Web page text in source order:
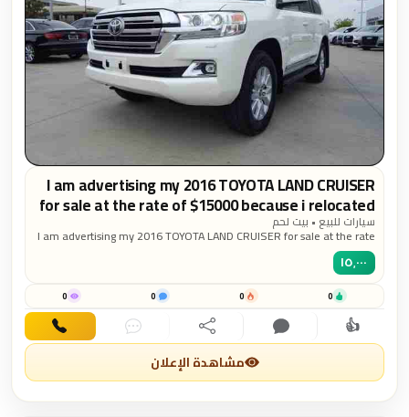
I am advertising my 2016 TOYOTA LAND CRUISER
for sale at the rate of $15000 because i relocated
to another country, the car is in good and
excellent condition, contact me for more pictures
and the car...
سيارات للبيع • بيت لحم
I am advertising my 2016 TOYOTA LAND CRUISER for sale at the rate
of $15000 because i relocated to another country, the car is in good
and excellent condition, contact me for more pictures and the car
andrewbill1994@gmail.com
١٥٬٠٠٠
0
0
0
0
👍اهتمام تعليق مشاركة دردشة اتصال
مشاهدة الإعلان